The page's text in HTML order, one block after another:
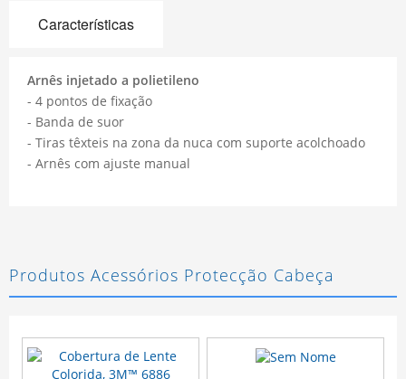
Características
Arnês injetado a polietileno
- 4 pontos de fixação
- Banda de suor
- Tiras têxteis na zona da nuca com suporte acolchoado
- Arnês com ajuste manual
Produtos Acessórios Protecção Cabeça